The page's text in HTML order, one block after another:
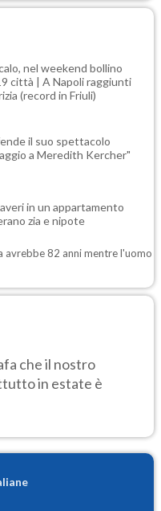
nel weekend bollino
città | A Napoli raggiunti
(record in Friuli)
il suo spettacolo
a Meredith Kercher"
in un appartamento
zia e nipote
avrebbe 82 anni mentre l'uomo
che il nostro
in estate è